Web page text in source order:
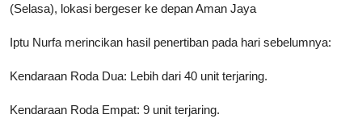
(Selasa), lokasi bergeser ke depan Aman Jaya
Iptu Nurfa merincikan hasil penertiban pada hari sebelumnya:
Kendaraan Roda Dua: Lebih dari 40 unit terjaring.
Kendaraan Roda Empat: 9 unit terjaring.